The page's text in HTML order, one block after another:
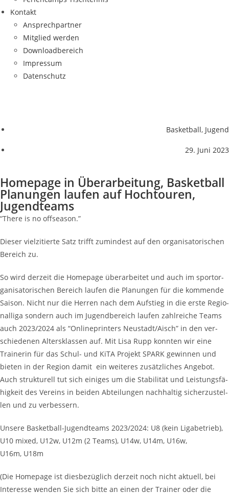
Kon­takt
Ansprech­part­ner
Mit­glied werden
Down­load­be­reich
Impres­sum
Daten­schutz
Basketball, Jugend
29. Juni 2023
Home­page in Über­ar­bei­tung, Bas­ket­ball
Pla­nun­gen lau­fen auf Hoch­tou­ren,
Jugendteams
“The­re is no offseason.”
Die­ser viel­zi­tier­te Satz trifft zumin­dest auf den orga­ni­sa­to­ri­schen
Bereich zu.
So wird der­zeit die Home­page über­ar­bei­tet und auch im sport­or­
ga­ni­sa­to­ri­schen Bereich lau­fen die Pla­nun­gen für die kom­men­de
Sai­son. Nicht nur die Her­ren nach dem Auf­stieg in die ers­te Regio­
nal­li­ga son­dern auch im Jugend­be­reich lau­fen zahl­rei­che Teams
auch 2023/2024 als “Online­prin­ters Neustadt/Aisch” in den ver­
schie­de­nen Alters­klas­sen auf. Mit Lisa Rupp konn­ten wir eine
Trai­ne­rin für das Schul- und KiTA Pro­jekt SPARK gewin­nen und
bie­ten in der Regi­on damit ein wei­te­res zusätz­li­ches Ange­bot.
Auch struk­tu­rell tut sich eini­ges um die Sta­bi­li­tät und Leis­tungs­fä­
hig­keit des Ver­eins in bei­den Abtei­lun­gen nach­hal­tig sicher­zu­stel­
len und zu verbessern.
Unse­re Bas­ket­ball-Jugend­teams 2023/2024: U8 (kein Liga­be­trieb),
U10 mixed, U12w, U12m (2 Teams), U14w, U14m, U16w,
U16m, U18m
(Die Home­page ist dies­be­züg­lich der­zeit noch nicht aktu­ell, bei
Inter­es­se wen­den Sie sich bit­te an einen der Trai­ner oder die